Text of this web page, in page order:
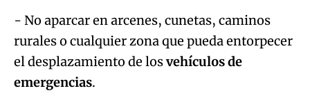
- No aparcar en arcenes, cunetas, caminos
rurales o cualquier zona que pueda entorpecer
el desplazamiento de losvehículos de
emergencias.